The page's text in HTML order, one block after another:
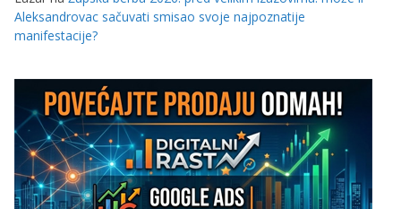
Aleksandrovac sačuvati smisao svoje najpoznatije
manifestacije?